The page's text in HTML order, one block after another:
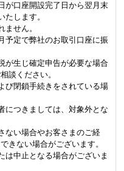
が口座開設完了日から翌月末
たします。
せん。
予定で弊社のお取引口座に振
が生じ確定申告が必要な場合
談ください。
び閉鎖手続きをされている場
につきましては、対象外とな
ない場合やお客さまのご経
きない場合がございます。
は中止となる場合がございま